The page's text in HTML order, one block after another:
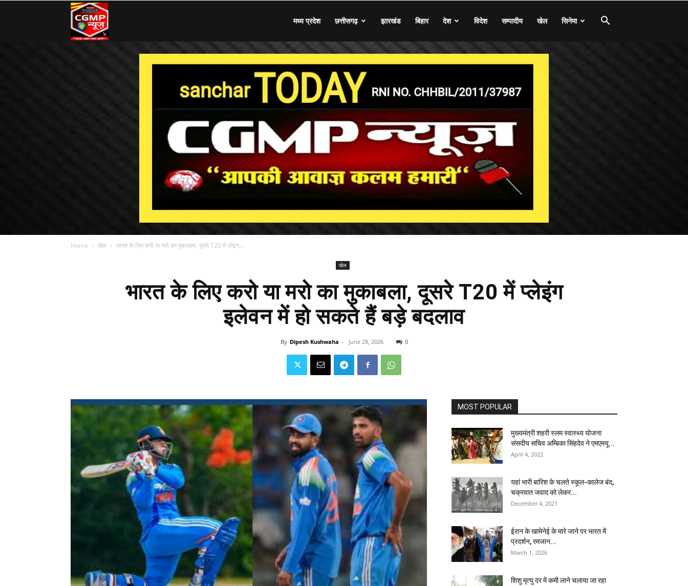
मध्य प्रदेश छत्तीसगढ़ झारखंड बिहार देश विदेश सम्पादीय खेल सिनेमा
Home खेल भारत के लिए करो या मरो का मुकाबला, दूसरे T20 में प्लेइंग...
खेल
भारत के लिए करो या मरो का मुकाबला, दूसरे T20 में प्लेइंग
इलेवन में हो सकते हैं बड़े बदलाव
By Dipesh Kushwaha - June 28, 2026 0
MOST POPULAR
मुख्यमंत्री शहरी स्लम स्वास्थ्य योजना
संसदीय सचिव अम्बिका सिंहदेव ने एमएमयू...
April 4, 2022
यहां भारी बारिश के चलते स्कूल-कालेज बंद,
चक्रवात जवाद को लेकर...
December 4, 2021
ईरान के खामेनेई के मारे जाने पर भारत में
प्रदर्शन, रमजान...
March 1, 2026
शिशु मृत्यु दर में कमी लाने चलाया जा रहा